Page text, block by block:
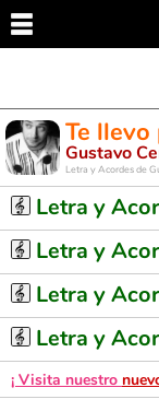
Te llevo
Gustavo
Letra y Acordes de
Letra y
Letra y
Letra y
Letra y
¡ Visita nuestro